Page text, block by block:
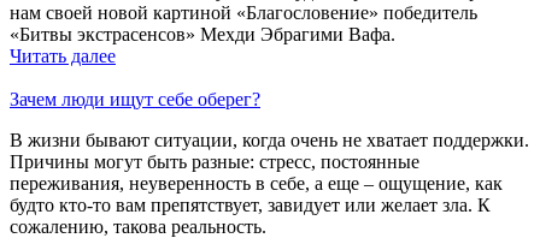
нам своей новой картиной «Благословение» победитель
«Битвы экстрасенсов» Мехди Эбрагими Вафа.
Читать далее
Зачем люди ищут себе оберег?
В жизни бывают ситуации, когда очень не хватает поддержки.
Причины могут быть разные: стресс, постоянные
переживания, неуверенность в себе, а еще – ощущение, как
будто кто-то вам препятствует, завидует или желает зла. К
сожалению, такова реальность.